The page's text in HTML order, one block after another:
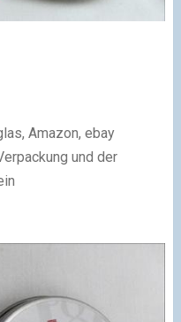
Amazon, ebay
und der